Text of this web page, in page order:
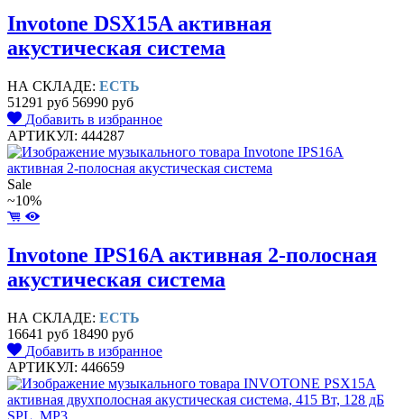
Invotone DSX15A активная
акустическая система
НА СКЛАДЕ: ЕСТЬ
51291 руб 56990 руб
Добавить в избранное
АРТИКУЛ: 444287
Sale
~10%
Invotone IPS16A активная 2-полосная
акустическая система
НА СКЛАДЕ: ЕСТЬ
16641 руб 18490 руб
Добавить в избранное
АРТИКУЛ: 446659